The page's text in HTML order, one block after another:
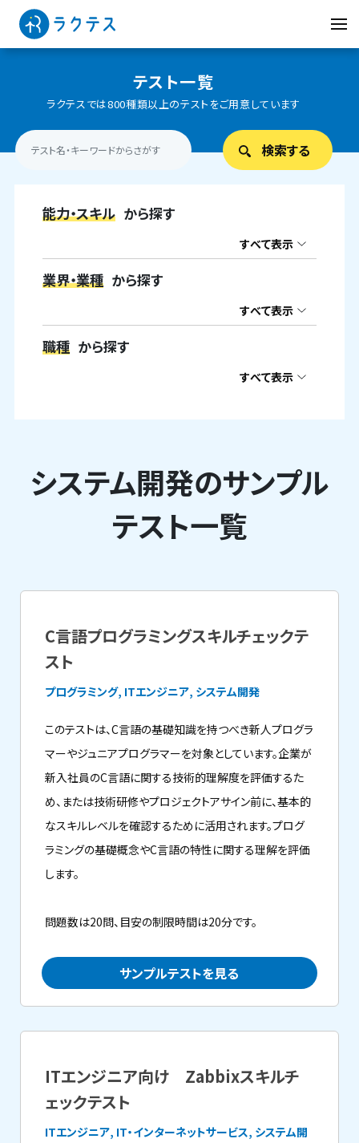
テスト一覧
ラクテスでは800種類以上のテストをご用意しています
能力・スキル から探す
すべて表示
業界・業種 から探す
すべて表示
職種 から探す
すべて表示
システム開発のサンプル
テスト一覧
C言語プログラミングスキルチェックテ
スト
プログラミング, ITエンジニア, システム開発
このテストは、C言語の基礎知識を持つべき新人プログラ
マーやジュニアプログラマーを対象としています。企業が
新入社員のC言語に関する技術的理解度を評価するた
め、または技術研修やプロジェクトアサイン前に、基本的
なスキルレベルを確認するために活用されます。プログ
ラミングの基礎概念やC言語の特性に関する理解を評価
します。
問題数は20問、目安の制限時間は20分です。
サンプルテストを見る
ITエンジニア向け Zabbixスキルチ
ェックテスト
ITエンジニア, IT・インターネットサービス, システム開